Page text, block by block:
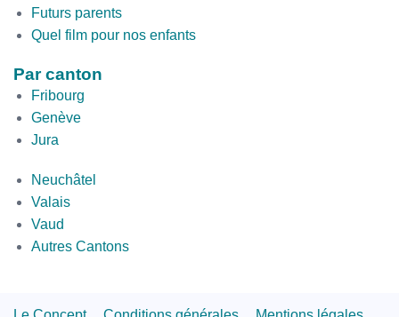
Futurs parents
Quel film pour nos enfants
Par canton
Fribourg
Genève
Jura
par
canton
2
Neuchâtel
Valais
Vaud
Autres Cantons